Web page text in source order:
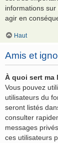
informations
agir en
Haut
Amis et
À quoi sert ma
Vous pouvez
utilisateurs du
seront listés
consulter
messages
ces utilisateurs